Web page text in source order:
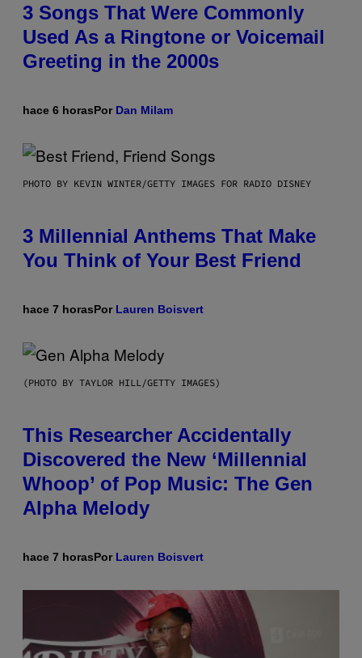
3 Songs That Were Commonly
Used As a Ringtone or Voicemail
Greeting in the 2000s
hace 6 horasPor Dan Milam
PHOTO BY KEVIN WINTER/GETTY IMAGES FOR RADIO DISNEY
3 Millennial Anthems That Make
You Think of Your Best Friend
hace 7 horasPor Lauren Boisvert
(PHOTO BY TAYLOR HILL/GETTY IMAGES)
This Researcher Accidentally
Discovered the New ‘Millennial
Whoop’ of Pop Music: The Gen
Alpha Melody
hace 7 horasPor Lauren Boisvert